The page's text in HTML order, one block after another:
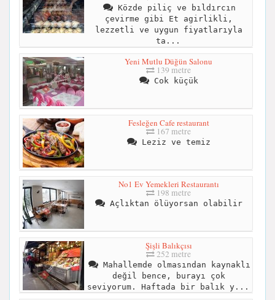
Közde piliç ve bıldırcın
çevirme gibi Et agirlikli,
lezzetli ve uygun fiyatlarıyla
ta...
Yeni Mutlu Düğün Salonu
139 metre
Cok küçük
Fesleğen Cafe restaurant
167 metre
Leziz ve temiz
No1 Ev Yemekleri Restaurantı
198 metre
Açlıktan ölüyorsan olabilir
Şişli Balıkçısı
252 metre
Mahallemde olmasından kaynaklı
değil bence, burayı çok
seviyorum. Haftada bir balık y...